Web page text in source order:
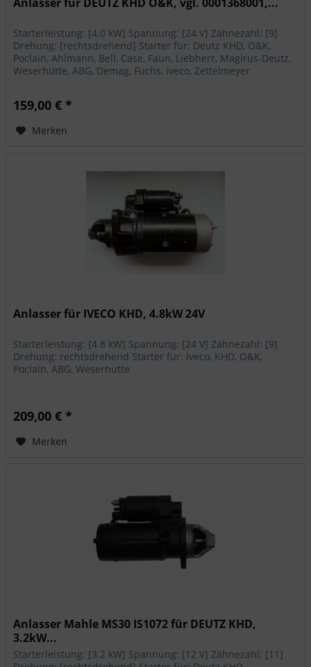
Starterleistung: [4.0 kW] Spannung: [24 V] Zähnezahl: [9]
Drehung: [rechtsdrehend] Starter für: Deutz KHD, O&K,
Poclain, Ahlmann, Bell, Case, Faun, Liebherr, Magirus-Deutz,
Weserhütte, ABG, Demag, Fuchs, Iveco, Zettelmeyer
159,00 € *
Merken
Anlasser für IVECO KHD, 4.8kW 24V
Starterleistung: [4.8 kW] Spannung: [24 V] Zähnezahl: [9]
Drehung: rechtsdrehend Starter für: Iveco, KHD, O&K,
Poclain, ABG, Weserhütte
209,00 € *
Merken
Anlasser Mahle MS30 IS1072 für DEUTZ KHD,
3.2kW...
Starterleistung: [3.2 kW] Spannung: [12 V] Zähnezahl: [11]